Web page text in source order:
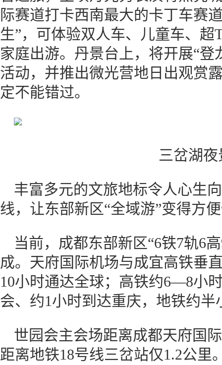
际赛道打卡西南最大的卡丁车赛
生”，可体验双人车、儿童车、
家庭出游。丹景台上，将开展“
活动，并推出微光营地日出观赏
定不能错过。
三岔湖
丰富多元的文旅地标令人心生
线，让东部新区“全域游”变得方
当前，成都东部新区“6铁7轨6
成。天府国际机场与成宜高铁垂
10小时通达全球；高铁约6—8小
会、约1小时到达重庆，地铁约
世园会主会场距离成都天府国
距离地铁18号线三岔站仅1.2公里